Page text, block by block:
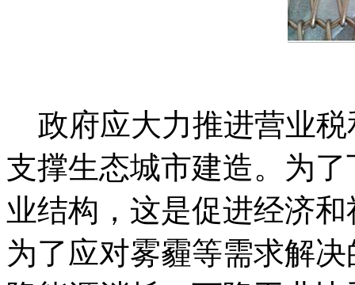
政府应大力推进营业税
支撑生态城市建造。为
业结构，这是促进经济
为了应对雾霾等需求解